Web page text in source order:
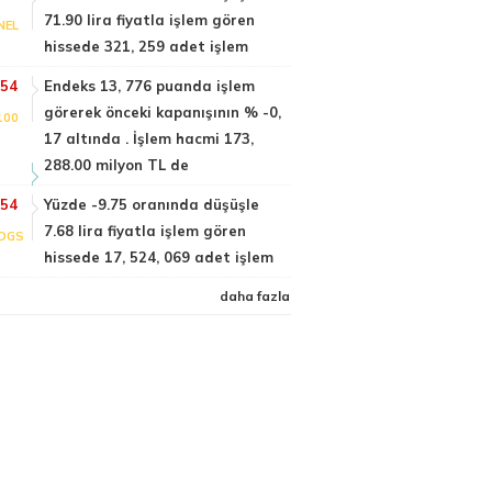
71.90 lira fiyatla işlem gören
hissede 321, 259 adet işlem
Endeks 13, 776 puanda işlem
görerek önceki kapanışının % -0,
17 altında . İşlem hacmi 173,
288.00 milyon TL de
Yüzde -9.75 oranında düşüşle
7.68 lira fiyatla işlem gören
hissede 17, 524, 069 adet işlem
daha fazla